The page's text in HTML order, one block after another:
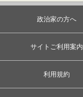
政治家の方へ
サイトご利用案内
利用規約